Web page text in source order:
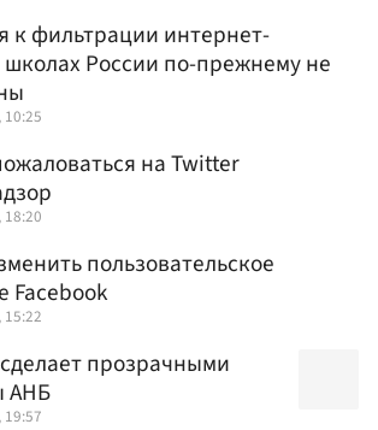
к фильтрации интернет-
школах России по-прежнему не
10:25
на Twitter
18:20
пользовательское
Facebook
15:22
прозрачными
АНБ
19:57